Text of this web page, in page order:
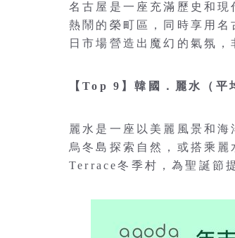
名古屋是一座充滿歷史和
熱鬧的榮町區，同時享用
日市場營造出魔幻的氣氛
【Top 9】韓國．麗水（平
麗水是一座以美麗風景和
烏冬島探索自然，或搭乘
Terrace冬季村，為聖誕節